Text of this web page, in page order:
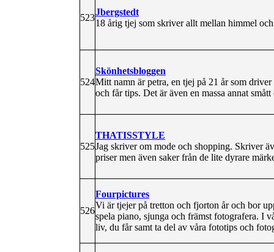
523
Jbergstedt
18 årig tjej som skriver allt mellan himmel
524
Skönhetsbloggen
Mitt namn är petra, en tjej på 21 år som
och får tips. Det är även en massa annat
525
THATISSTYLE
Jag skriver om mode och shopping. Skriver
priser men även saker från de lite dyrare
526
Fourpictures
Vi är tjejer på tretton och fjorton år och bor
spela piano, sjunga och främst fotografera. I
liv, du får samt ta del av våra fototips och